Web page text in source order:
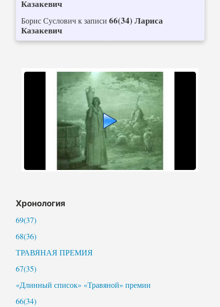
Казакевич
Борис Сусловичк записи 66(34) Лариса
Казакевич
Хронология
69(37)
68(36)
ТРАВЯНАЯ ПРЕМИЯ
67(35)
«Длинный список» «Травяной» премии
66(34)